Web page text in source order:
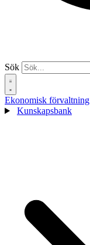
Sök
Ekonomisk förvaltning
Kunskapsbank